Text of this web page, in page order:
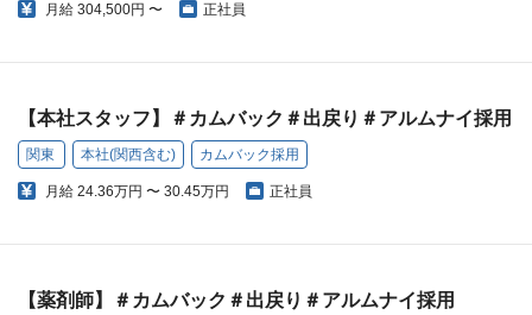
月給 304,500円 〜 正社員
【本社スタッフ】＃カムバック＃出戻り＃アルムナイ採用
関東 本社(関西含む) カムバック採用
月給 24.36万円 〜 30.45万円 正社員
【薬剤師】＃カムバック＃出戻り＃アルムナイ採用